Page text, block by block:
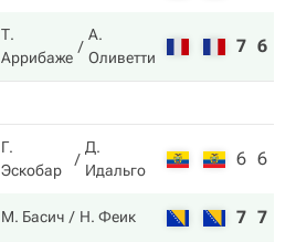
Т.
Аррибаже
А.
Оливетти
7 6
Г.
Эскобар
Д.
Идальго
6 6
М. Басич Н. Феик 7 7